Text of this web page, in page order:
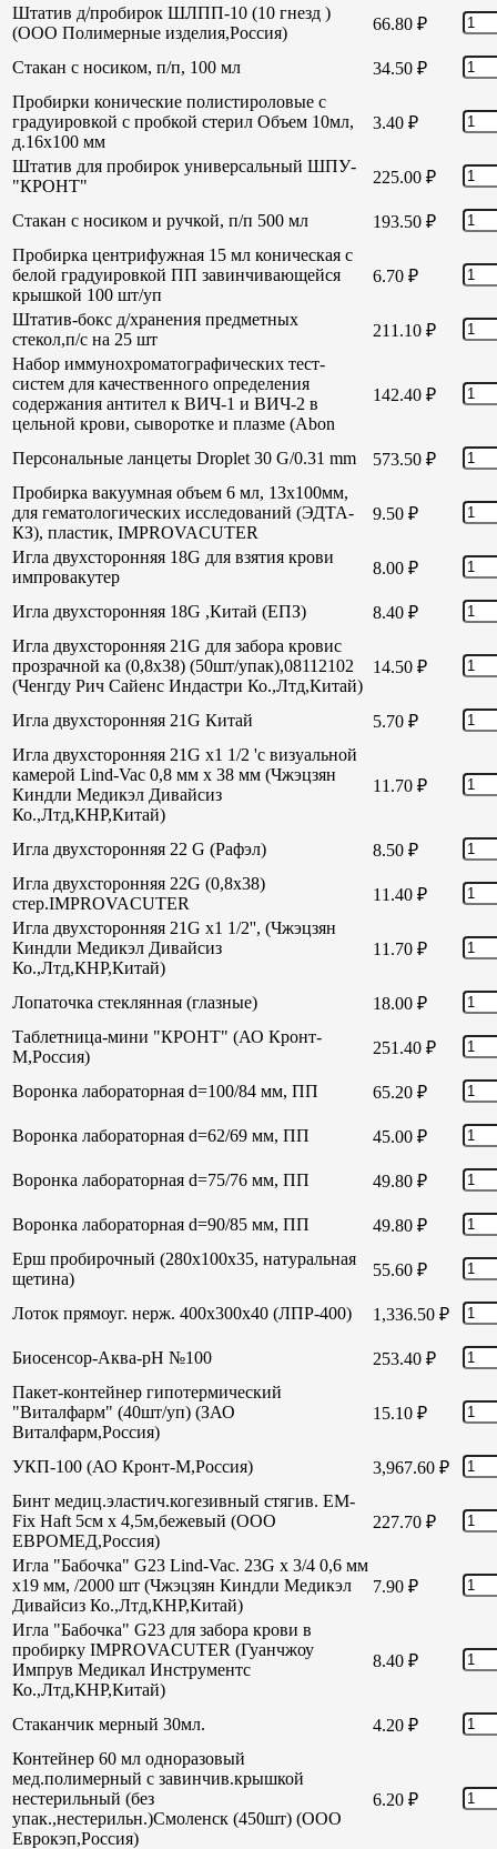
Штатив д/пробирок ШЛПП-10 (10 гнезд )
(ООО Полимерные изделия,Россия)
66.80 ₽
Стакан с носиком, п/п, 100 мл 34.50 ₽
Пробирки конические полистироловые с
градуировкой с пробкой стерил Объем 10мл,
д.16х100 мм
3.40 ₽
Штатив для пробирок универсальный ШПУ-
"КРОНТ"
225.00 ₽
Стакан с носиком и ручкой, п/п 500 мл 193.50 ₽
Пробирка центрифужная 15 мл коническая с
белой градуировкой ПП завинчивающейся
крышкой 100 шт/уп
6.70 ₽
Штатив-бокс д/хранения предметных
стекол,п/с на 25 шт
211.10 ₽
Набор иммунохроматографических тест-
систем для качественного определения
содержания антител к ВИЧ-1 и ВИЧ-2 в
цельной крови, сыворотке и плазме (Abon
142.40 ₽
Персональные ланцеты Droplet 30 G/0.31 mm 573.50 ₽
Пробирка вакуумная объем 6 мл, 13х100мм,
для гематологических исследований (ЭДТА-
КЗ), пластик, IMPROVACUTER
9.50 ₽
Игла двухсторонняя 18G для взятия крови
импровакутер
8.00 ₽
Игла двухсторонняя 18G ,Китай (ЕПЗ) 8.40 ₽
Игла двухсторонняя 21G для забора кровис
прозрачной ка (0,8х38) (50шт/упак),08112102
(Ченгду Рич Сайенс Индастри Ко.,Лтд,Китай)
14.50 ₽
Игла двухсторонняя 21G Китай 5.70 ₽
Игла двухсторонняя 21G х1 1/2 'с визуальной
камерой Lind-Vac 0,8 мм х 38 мм (Чжэцзян
Киндли Медикэл Дивайсиз
Ко.,Лтд,КНР,Китай)
11.70 ₽
Игла двухсторонняя 22 G (Рафэл) 8.50 ₽
Игла двухсторонняя 22G (0,8х38)
стер.IMPROVACUTER
11.40 ₽
Игла двухсторонняя 21G х1 1/2'', (Чжэцзян
Киндли Медикэл Дивайсиз
Ко.,Лтд,КНР,Китай)
11.70 ₽
Лопаточка стеклянная (глазные) 18.00 ₽
Таблетница-мини "КРОНТ" (АО Кронт-
М,Россия)
251.40 ₽
Воронка лабораторная d=100/84 мм, ПП 65.20 ₽
Воронка лабораторная d=62/69 мм, ПП 45.00 ₽
Воронка лабораторная d=75/76 мм, ПП 49.80 ₽
Воронка лабораторная d=90/85 мм, ПП 49.80 ₽
Ерш пробирочный (280х100х35, натуральная
щетина)
55.60 ₽
Лоток прямоуг. нерж. 400х300х40 (ЛПР-400) 1,336.50 ₽
Биосенсор-Аква-рН №100 253.40 ₽
Пакет-контейнер гипотермический
"Виталфарм" (40шт/уп) (ЗАО
Виталфарм,Россия)
15.10 ₽
УКП-100 (АО Кронт-М,Россия) 3,967.60 ₽
Бинт медиц.эластич.когезивный стягив. EM-
Fix Haft 5см х 4,5м,бежевый (ООО
ЕВРОМЕД,Россия)
227.70 ₽
Игла "Бабочка" G23 Lind-Vac. 23G х 3/4 0,6 мм
х19 мм, /2000 шт (Чжэцзян Киндли Медикэл
Дивайсиз Ко.,Лтд,КНР,Китай)
7.90 ₽
Игла "Бабочка" G23 для забора крови в
пробирку IMPROVACUTER (Гуанчжоу
Импрув Медикал Инструментс
Ко.,Лтд,КНР,Китай)
8.40 ₽
Стаканчик мерный 30мл. 4.20 ₽
Контейнер 60 мл одноразовый
мед.полимерный с завинчив.крышкой
нестерильный (без
упак.,нестерильн.)Смоленск (450шт) (ООО
Еврокэп,Россия)
6.20 ₽